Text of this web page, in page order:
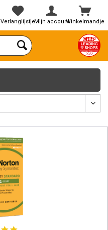
Winkelmandje
VerlanglijstjeMijn account